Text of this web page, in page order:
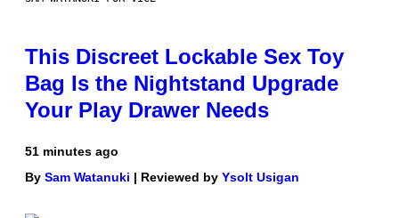
This Discreet Lockable Sex Toy
Bag Is the Nightstand Upgrade
Your Play Drawer Needs
51 minutes ago
By Sam Watanuki | Reviewed by Ysolt Usigan